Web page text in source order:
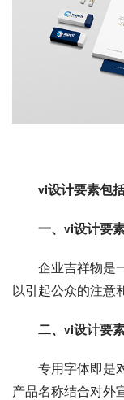
vi设计要素包
一、vi设计要
企业吉祥物是一
以引起公众的注意
二、vi设计要
专用字体即是对
产品名称结合对外